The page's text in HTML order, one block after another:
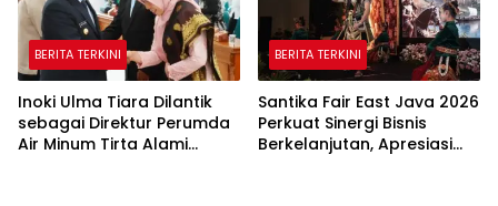
BERITA TERKINI
Inoki Ulma Tiara Dilantik
sebagai Direktur Perumda
Air Minum Tirta Alami
BERITA TERKINI
Santika Fair East Java 2026
Perkuat Sinergi Bisnis
Berkelanjutan, Apresiasi